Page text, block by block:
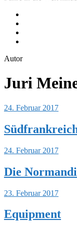
Autor
Juri
24. Februar 2017
24. Februar 2017
Die
23. Februar 2017
Equipment